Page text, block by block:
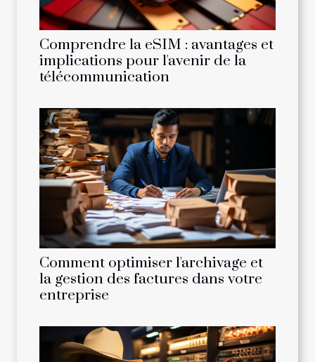
Comprendre la eSIM : avantages et
implications pour l'avenir de la
télécommunication
Comment optimiser l'archivage et
la gestion des factures dans votre
entreprise